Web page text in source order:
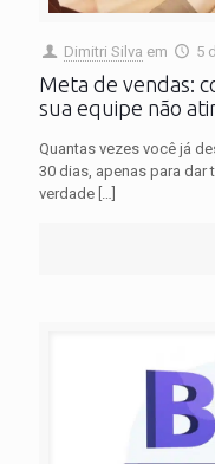
Dimitri Silva em 5
Meta de vendas:
sua equipe não
Quantas vezes você já
30 dias, apenas para dar
verdade […]